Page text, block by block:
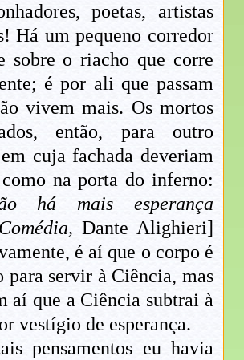
poetas, artistas
Há um pequeno corredor
sobre o riacho que corre
é por ali que passam
vivem mais. Os mortos
então, para outro
cuja fachada deveriam
como na porta do inferno:
há mais esperança
Dante Alighieri]
é aí que o corpo é
para servir à Ciência, mas
aí que a Ciência subtrai à
vestígio de esperança.
pensamentos eu havia